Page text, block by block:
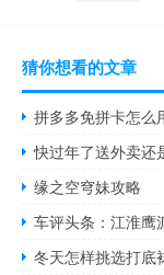
猜你想看的文章
拼多多免拼卡怎么
快过年了送外卖还
缘之空穹妹攻略
车评头条：江淮鹰
冬天怎样挑选打底